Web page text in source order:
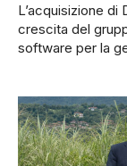
L’acquisizione
crescita del
software per la